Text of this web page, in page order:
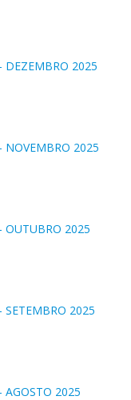
DEZEMBRO 2025
NOVEMBRO 2025
OUTUBRO 2025
SETEMBRO 2025
AGOSTO 2025